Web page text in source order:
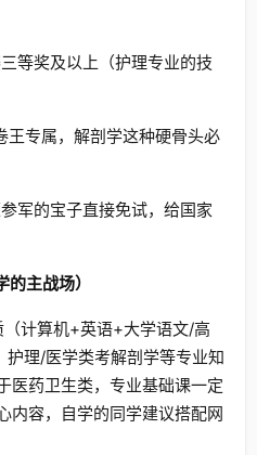
等奖及以上（护理专业的技
王专属，解剖学这种硬骨头必
军的宝子直接免试，给国家
主战场）
计算机+英语+大学语文/高
理/医学类考解剖学等专业知
医药卫生类，专业基础课一定
内容，自学的同学建议搭配网